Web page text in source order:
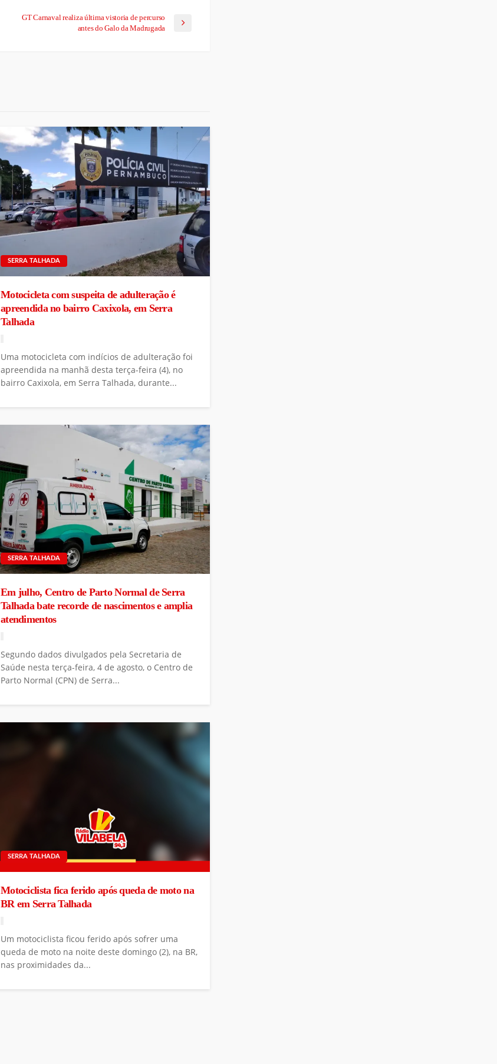
GT Carnaval realiza última vistoria de percurso
antes do Galo da Madrugada
SERRA TALHADA
Motocicleta com suspeita de adulteração é
apreendida no bairro Caxixola, em Serra
Talhada
Uma motocicleta com indícios de adulteração foi
apreendida na manhã desta terça-feira (4), no
bairro Caxixola, em Serra Talhada, durante...
SERRA TALHADA
Em julho, Centro de Parto Normal de Serra
Talhada bate recorde de nascimentos e amplia
atendimentos
Segundo dados divulgados pela Secretaria de
Saúde nesta terça-feira, 4 de agosto, o Centro de
Parto Normal (CPN) de Serra...
SERRA TALHADA
Motociclista fica ferido após queda de moto na
BR em Serra Talhada
Um motociclista ficou ferido após sofrer uma
queda de moto na noite deste domingo (2), na BR,
nas proximidades da...